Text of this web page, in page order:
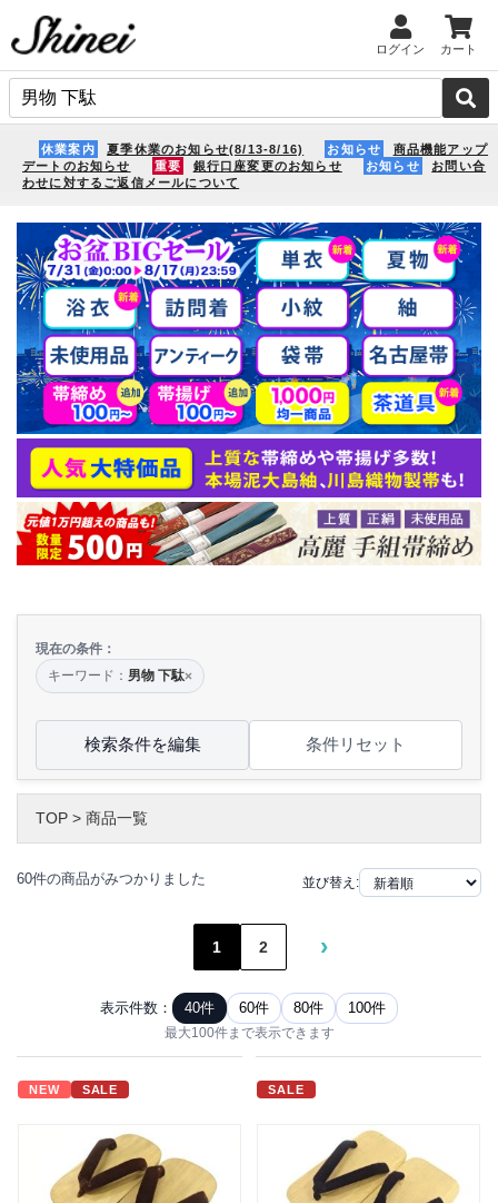
ログイン カート
休業案内 夏季休業のお知らせ(8/13-8/16) お知らせ
商品機能アップ
デートのお知らせ
重要 銀行口座変更のお知らせ お知らせ
お問い合
わせに対するご返信メールについて
現在の条件：
キーワード： 男物 下駄×
検索条件を編集 条件リセット
TOP > 商品一覧
60件の商品がみつかりました 並び替え:
1 2 ›
表示件数： 40件 60件 80件 100件
最大100件まで表示できます
NEW SALE SALE